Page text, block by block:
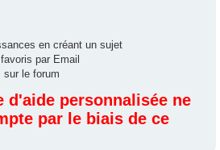
en créant un sujet
par Email
sur le forum
d'aide personnalisée ne
par le biais de ce